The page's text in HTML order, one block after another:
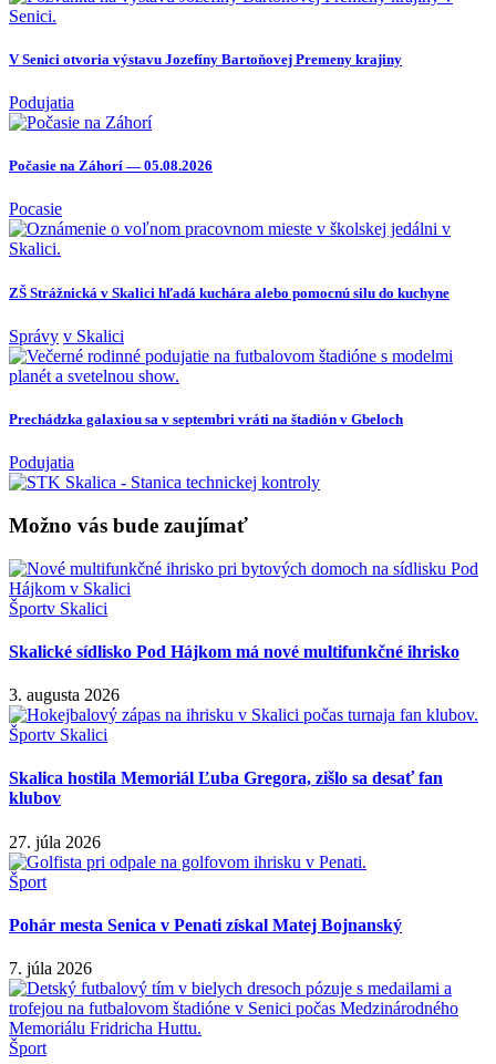
V Senici otvoria výstavu Jozefíny Bartoňovej Premeny krajiny
Podujatia
Počasie na Záhorí — 05.08.2026
Pocasie
ZŠ Strážnická v Skalici hľadá kuchára alebo pomocnú silu do kuchyne
Správy v Skalici
Prechádzka galaxiou sa v septembri vráti na štadión v Gbeloch
Podujatia
Možno vás bude zaujímať
Športv Skalici
Skalické sídlisko Pod Hájkom má nové multifunkčné ihrisko
3. augusta 2026
Športv Skalici
Skalica hostila Memoriál Ľuba Gregora, zišlo sa desať fan
klubov
27. júla 2026
Šport
Pohár mesta Senica v Penati získal Matej Bojnanský
7. júla 2026
Šport